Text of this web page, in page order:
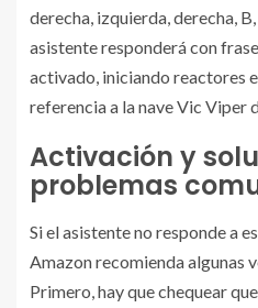
derecha, izquierda, derecha, B,
asistente responderá con
activado, iniciando reactores
referencia a la nave Vic Viper
Activación y
problemas
Si el asistente no responde a
Amazon recomienda algunas
Primero, hay que chequear